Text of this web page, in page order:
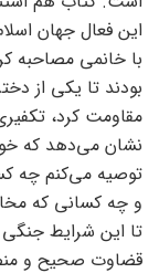
این فعال جهان
با خانمی مصاحبه
بودند تا یکی از
مقاومت کرد،
نشان می‌‍‌‌‌دهد که
توصیه می‌کنم چه
و چه کسانی که
تا این شرایط
قضاوت صحیح و